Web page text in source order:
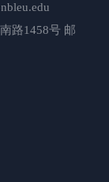
路1458号 邮